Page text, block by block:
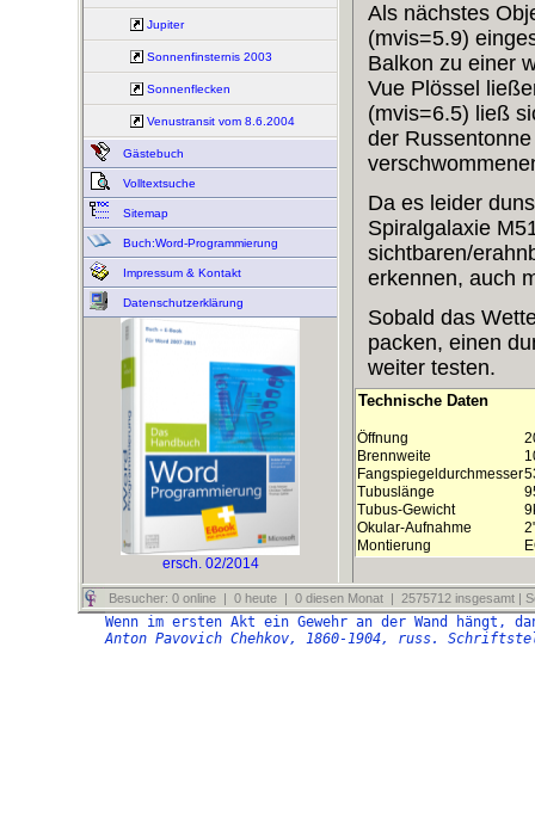
Jupiter
Sonnenfinsternis 2003
Sonnenflecken
Venustransit vom 8.6.2004
Gästebuch
Volltextsuche
Sitemap
Buch:Word-Programmierung
Impressum & Kontakt
Datenschutzerklärung
ersch. 02/2014
Als nächstes
(mvis=5.9)
Balkon zu einer
Vue Plössel
(mvis=6.5) ließ
der
Da es leider
Spiralgalaxie
sichtbaren/
erkennen, auch
Sobald das
packen, einen
weiter testen.
Technische Daten
Öffnung
Brennweite
Fangspiegeldurchmesser
Tubuslänge
Tubus-Gewicht
Okular-Aufnahme
Montierung
Besucher: 0 online | 0 heute | 0 diesen Monat | 2575712 insgesamt |
Wenn im ersten Akt ein Gewehr an der Wand hängt,
Anton Pavovich Chehkov, 1860-1904, russ.